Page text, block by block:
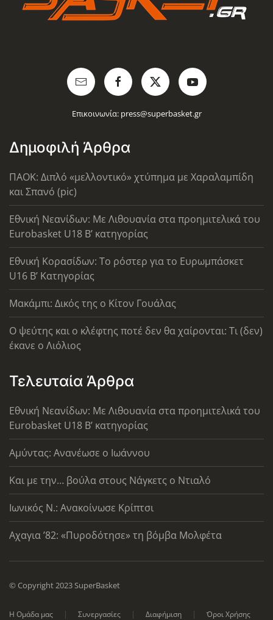
Επικοινωνία: press@superbasket.gr
Δημοφιλή Άρθρα
ΠΑΟΚ: Διπλό «μελλοντικό» χτύπημα με Χαραλαμπίδη
και Σπανό (pic)
Εθνική Νεανίδων: Με Λιθουανία στα προημιτελικά του
Eurobasket U18 Β’ κατηγορίας
Εθνική Κορασίδων: Το ρόστερ για το Ευρωμπάσκετ
U16 B’ Κατηγορίας
Μακάμπι: Δικός της ο Κίτον Γουάλας
Ο ψεύτης και ο κλέφτης ποτέ δεν θα χαίρονται: Τι (δεν)
έκανε ο Λιόλιος
Τελευταία Άρθρα
Εθνική Νεανίδων: Με Λιθουανία στα προημιτελικά του
Eurobasket U18 Β’ κατηγορίας
Αμύντας: Ανανέωσε ο Ιωάννου
Και με την… βούλα στους Νάγκετς ο Ντιαλό
Ιωνικός Ν.: Ανακοίνωσε Κρίπτσι
Αχαγια ’82: «Πυροδότησε» τη βόμβα Μολφέτα
© Copyright 2023 SuperBasket
Η Ομάδα μας Συνεργασίες Διαφήμιση Όροι Χρήσης